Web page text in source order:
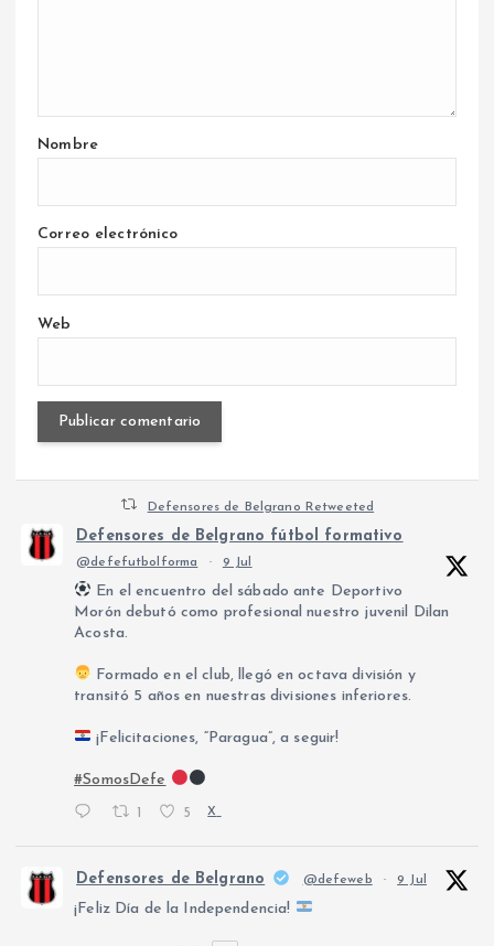
Nombre
Correo electrónico
Web
Defensores de Belgrano Retweeted
Defensores de Belgrano fútbol formativo
@defefutbolforma · 9 Jul
En el encuentro del sábado ante Deportivo
Morón debutó como profesional nuestro juvenil Dilan
Acosta.
Formado en el club, llegó en octava división y
transitó 5 años en nuestras divisiones inferiores.
¡Felicitaciones, “Paragua”, a seguir!
#SomosDefe
1 5 X
Defensores de Belgrano @defeweb · 9 Jul
¡Feliz Día de la Independencia!